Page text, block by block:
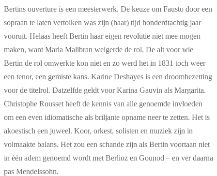
Bertins ouverture is een meesterwerk. De keuze om Fausto door een
sopraan te laten vertolken was zijn (haar) tijd honderdtachtig jaar
vooruit. Helaas heeft Bertin haar eigen revolutie niet mee mogen
maken, want Maria Malibran weigerde de rol. De alt voor wie
Bertin de rol omwerkte kon niet en zo werd het in 1831 toch weer
een tenor, een gemiste kans. Karine Deshayes is een droombezetting
voor de titelrol. Datzelfde geldt voor Karina Gauvin als Margarita.
Christophe Rousset heeft de kennis van alle genoemde invloeden
om een even idiomatische als briljante opname neer te zetten. Het is
akoestisch een juweel. Koor, orkest, solisten en muziek zijn in
volmaakte balans. Het zou een schande zijn als Bertin voortaan niet
in één adem genoemd wordt met Berlioz en Gounod – en ver daarna
pas Mendelssohn.